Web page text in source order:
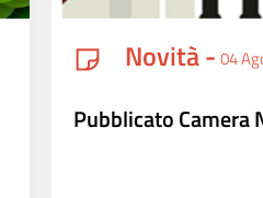
Novità - 04
Pubblicato Camera